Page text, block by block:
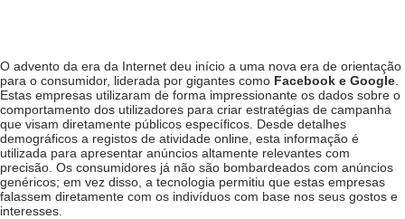
O advento da era da Internet deu início a uma nova era de orientação
para o consumidor, liderada por gigantes como Facebook e Google
Estas empresas utilizaram de forma impressionante os dados sobre o
comportamento dos utilizadores para criar estratégias de campanha
que visam diretamente públicos específicos. Desde detalhes
demográficos a registos de atividade online, esta informação é
utilizada para apresentar anúncios altamente relevantes com
precisão. Os consumidores já não são bombardeados com anúncios
genéricos; em vez disso, a tecnologia permitiu que estas empresas
falassem diretamente com os indivíduos com base nos seus gostos e
interesses.